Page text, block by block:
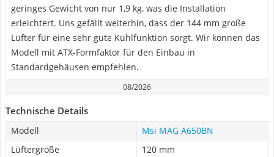
geringes Gewicht von nur 1,9 kg, was die Installation
erleichtert. Uns gefällt weiterhin, dass der 144 mm große
Lüfter für eine sehr gute Kühlfunktion sorgt. Wir können das
Modell mit ATX-Formfaktor für den Einbau in
Standardgehäusen empfehlen.
08/2026
Technische Details
Modell
Msi MAG A650BN
Lüftergröße
120 mm